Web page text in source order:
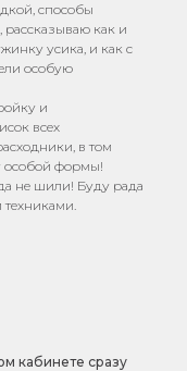
способы
как и
усика, и как с
особую
и
всех
в том
особой формы!
не шили! Буду рада
кабинете сразу